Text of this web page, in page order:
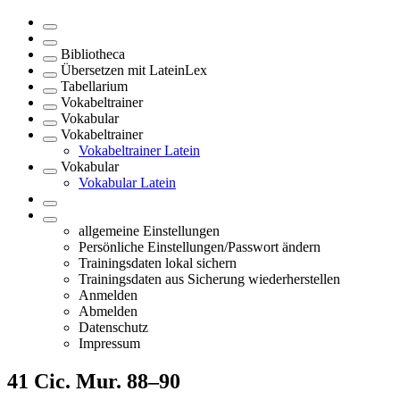
Bibliotheca
Übersetzen mit LateinLex
Tabellarium
Vokabeltrainer
Vokabular
Vokabeltrainer
Vokabeltrainer Latein
Vokabular
Vokabular Latein
allgemeine Einstellungen
Persönliche Einstellungen/Passwort ändern
Trainingsdaten lokal sichern
Trainingsdaten aus Sicherung wiederherstellen
Anmelden
Abmelden
Datenschutz
Impressum
41 Cic. Mur. 88–90